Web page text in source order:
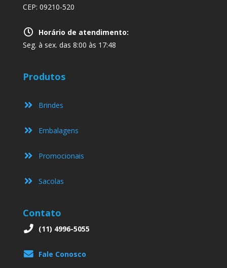
CEP: 09210-520
Horário de atendimento:
Seg. à sex. das 8:00 às 17:48
Produtos
Brindes
Embalagens
Promocionais
Sacolas
Contato
(11) 4996-5055
Fale Conosco